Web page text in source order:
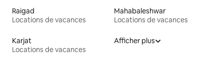
Raigad
Locations de vacances
Mahabaleshwar
Locations de vacances
Karjat
Locations de vacances
Afficher plus